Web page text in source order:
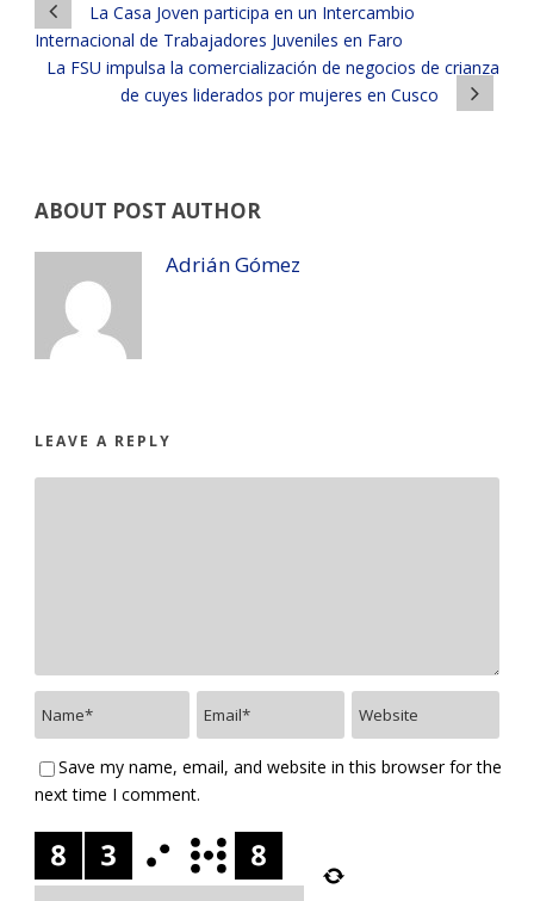
La Casa Joven participa en un Intercambio
Internacional de Trabajadores Juveniles en Faro
La FSU impulsa la comercialización de negocios de crianza
de cuyes liderados por mujeres en Cusco
ABOUT POST AUTHOR
Adrián Gómez
LEAVE A REPLY
Save my name, email, and website in this browser for the
next time I comment.